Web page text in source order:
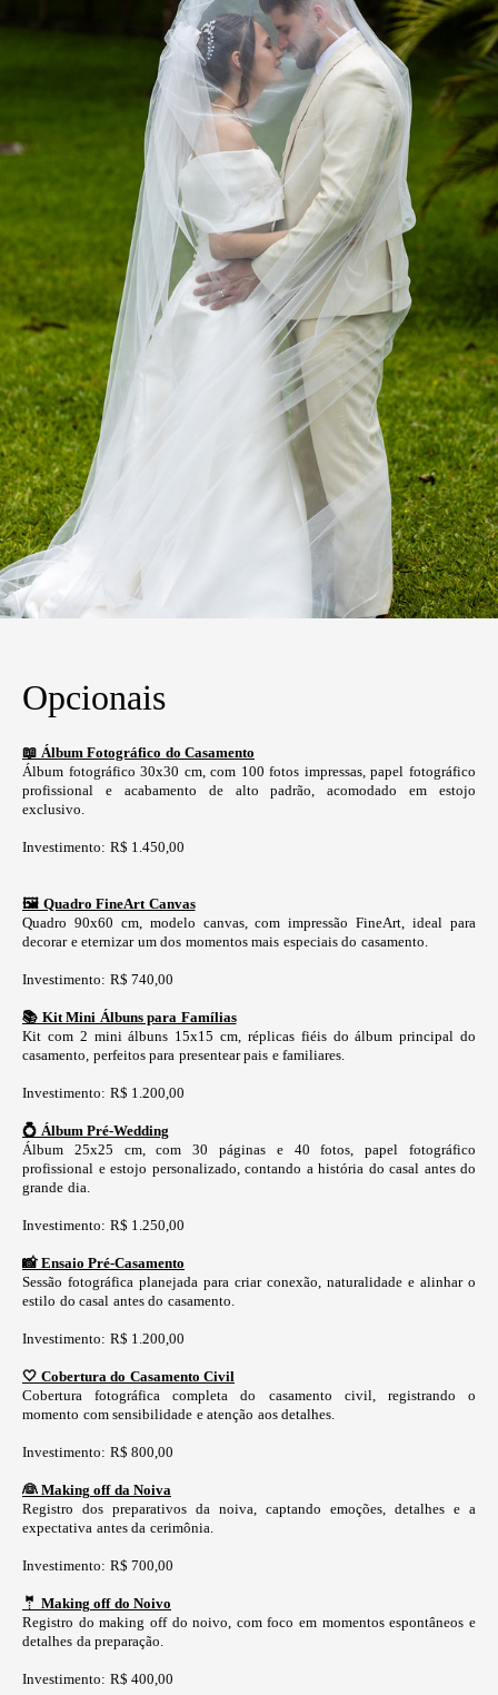
Opcionais
📖 Álbum Fotográfico do Casamento
Álbum fotográfico 30x30 cm, com 100 fotos impressas, papel fotográfico
profissional e acabamento de alto padrão, acomodado em estojo
exclusivo.
Investimento: R$ 1.450,00
🖼️ Quadro FineArt Canvas
Quadro 90x60 cm, modelo canvas, com impressão FineArt, ideal para
decorar e eternizar um dos momentos mais especiais do casamento.
Investimento: R$ 740,00
📚 Kit Mini Álbuns para Famílias
Kit com 2 mini álbuns 15x15 cm, réplicas fiéis do álbum principal do
casamento, perfeitos para presentear pais e familiares.
Investimento: R$ 1.200,00
💍 Álbum Pré-Wedding
Álbum 25x25 cm, com 30 páginas e 40 fotos, papel fotográfico
profissional e estojo personalizado, contando a história do casal antes do
grande dia.
Investimento: R$ 1.250,00
📸 Ensaio Pré-Casamento
Sessão fotográfica planejada para criar conexão, naturalidade e alinhar o
estilo do casal antes do casamento.
Investimento: R$ 1.200,00
🤍 Cobertura do Casamento Civil
Cobertura fotográfica completa do casamento civil, registrando o
momento com sensibilidade e atenção aos detalhes.
Investimento: R$ 800,00
👰 Making off da Noiva
Registro dos preparativos da noiva, captando emoções, detalhes e a
expectativa antes da cerimônia.
Investimento: R$ 700,00
🤵 Making off do Noivo
Registro do making off do noivo, com foco em momentos espontâneos e
detalhes da preparação.
Investimento: R$ 400,00